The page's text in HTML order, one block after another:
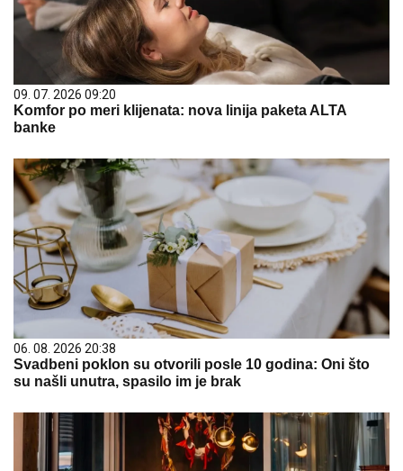
09. 07. 2026 09:20
Komfor po meri klijenata: nova linija paketa ALTA
banke
06. 08. 2026 20:38
Svadbeni poklon su otvorili posle 10 godina: Oni što
su našli unutra, spasilo im je brak